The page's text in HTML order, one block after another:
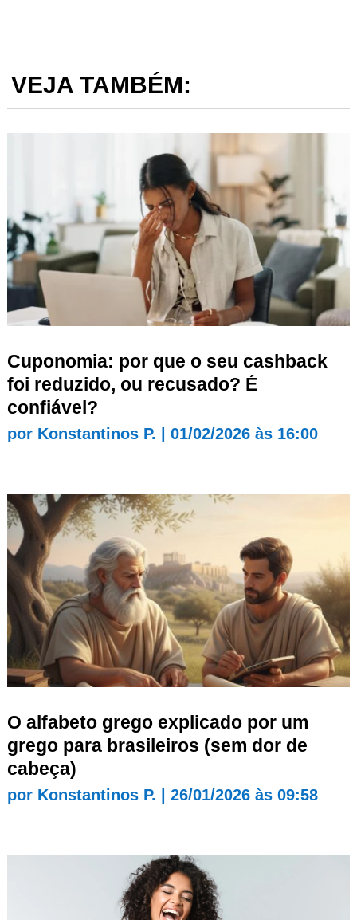
VEJA TAMBÉM:
Cuponomia: por que o seu cashback
foi reduzido, ou recusado? É
confiável?
por Konstantinos P. 01/02/2026 às 16:00
O alfabeto grego explicado por um
grego para brasileiros (sem dor de
cabeça)
por Konstantinos P. 26/01/2026 às 09:58